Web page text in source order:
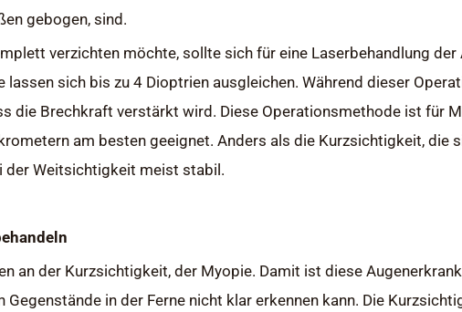
gebogen, sind.
verzichten möchte, sollte sich für eine Laserbehandlung der
lassen sich bis zu 4 Dioptrien ausgleichen. Während dieser
die Brechkraft verstärkt wird. Diese Operationsmethode ist für
am besten geeignet. Anders als die Kurzsichtigkeit, die
der Weitsichtigkeit meist stabil.
an der Kurzsichtigkeit, der Myopie. Damit ist diese
in der Ferne nicht klar erkennen kann. Die